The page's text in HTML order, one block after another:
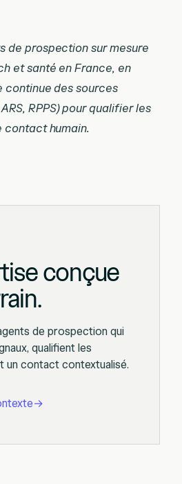
de prospection sur mesure
et santé en France, en
continue des sources
RPPS) pour qualifier les
contact humain.
conçue
de prospection qui
qualifient les
un contact contextualisé.
→